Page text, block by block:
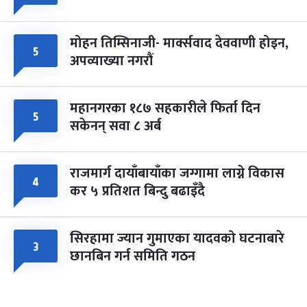
५ मोहन तिम्सिनाजी- मार्क्सवाद देववाणी होइन,
अपव्याख्या नगरौं
५ महानगरका १८७ सहकारीले फिर्ता दिन
सकेनन् सवा ८ अर्ब
४ राजमार्ग दायाँबायाँका जग्गामा लाग्ने विकास
कर ५ प्रतिशत बिन्दु बढाइँदै
३ सिरहामा ज्यान गुमाएका यादवको घटनाबारे
छानबिन गर्न समिति गठन